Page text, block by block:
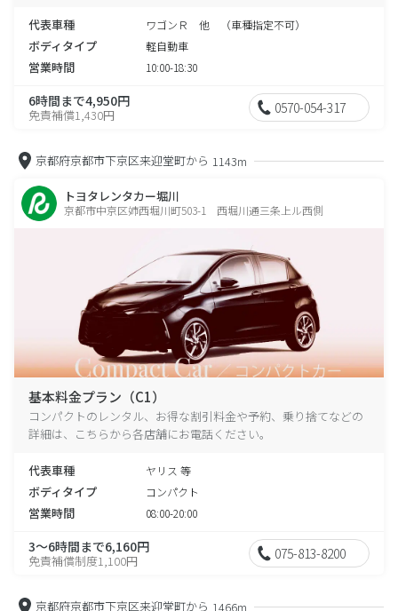
代表車種 ワゴンＲ 他 （車種指定不可）
ボディタイプ 軽自動車
営業時間 10:00-18:30
6時間まで4,950円
免責補償1,430円 0570-054-317
京都府京都市下京区来迎堂町から 1143m
トヨタレンタカー堀川
京都市中京区姉西堀川町503-1 西堀川通三条上ル西側
基本料金プラン（C1）
コンパクトのレンタル、お得な割引料金や予約、乗り捨てなどの
詳細は、こちらから各店舗にお電話ください。
代表車種 ヤリス 等
ボディタイプ コンパクト
営業時間 08:00-20:00
3～6時間まで6,160円
免責補償制度1,100円 075-813-8200
京都府京都市下京区来迎堂町から 1466m